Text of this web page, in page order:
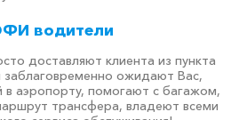
водители
доставляют клиента из пункта
заблаговременно ожидают Вас,
в аэропорту, помогают с багажом,
трансфера, владеют всеми